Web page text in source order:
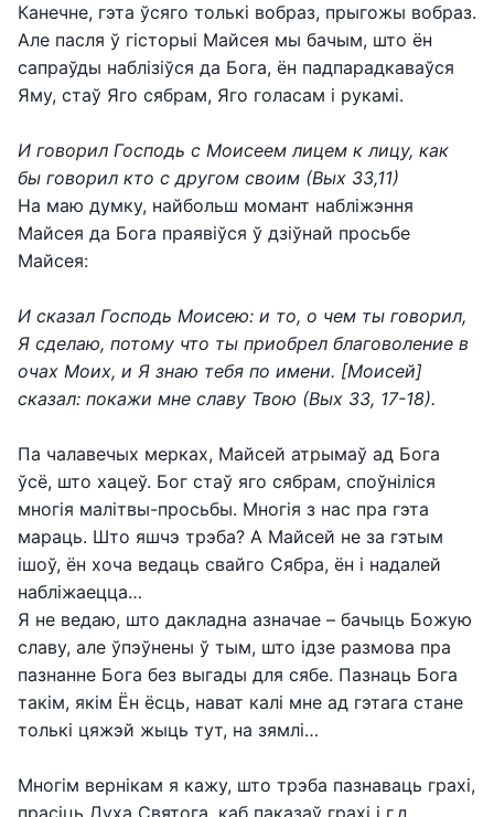
Канечне, гэта ўсяго толькі вобраз, прыгожы вобраз.
Але пасля ў гісторыі Майсея мы бачым, што ён
сапраўды наблізіўся да Бога, ён падпарадкаваўся
Яму, стаў Яго сябрам, Яго голасам і рукамі.
И говорил Господь с Моисеем лицем к лицу, как
бы говорил кто с другом своим (Вых 33,11)
На маю думку, найбольш момант набліжэння
Майсея да Бога праявіўся ў дзіўнай просьбе
Майсея:
И сказал Господь Моисею: и то, о чем ты говорил,
Я сделаю, потому что ты приобрел благоволение в
очах Моих, и Я знаю тебя по имени. [Моисей]
сказал: покажи мне славу Твою (Вых 33, 17-18).
Па чалавечых мерках, Майсей атрымаў ад Бога
ўсё, што хацеў. Бог стаў яго сябрам, споўніліся
многія малітвы-просьбы. Многія з нас пра гэта
мараць. Што яшчэ трэба? А Майсей не за гэтым
ішоў, ён хоча ведаць свайго Сябра, ён і надалей
набліжаецца…
Я не ведаю, што дакладна азначае – бачыць Божую
славу, але ўпэўнены ў тым, што ідзе размова пра
пазнанне Бога без выгады для сябе. Пазнаць Бога
такім, якім Ён ёсць, нават калі мне ад гэтага стане
толькі цяжэй жыць тут, на зямлі…
Многім вернікам я кажу, што трэба пазнаваць грахі,
прасіць Духа Святога, каб паказаў грахі і г.д.